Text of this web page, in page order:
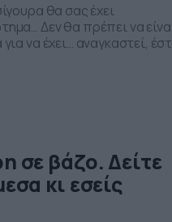
θα σας έχει
Δεν θα πρέπει να
να έχει… αναγκαστεί,
σε βάζο. Δείτε
κι εσείς